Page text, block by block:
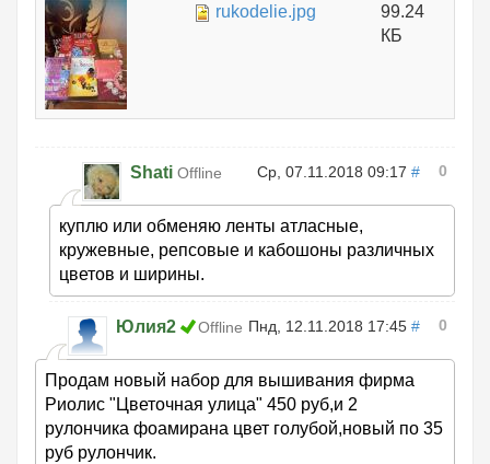
rukodelie.jpg
99.24
КБ
Shati Offline Ср, 07.11.2018 09:17 # 0
куплю или обменяю ленты атласные,
кружевные, репсовые и кабошоны различных
цветов и ширины.
Юлия2 Offline Пнд, 12.11.2018 17:45 # 0
Продам новый набор для вышивания фирма
Риолис "Цветочная улица" 450 руб,и 2
рулончика фоамирана цвет голубой,новый по 35
руб рулончик.